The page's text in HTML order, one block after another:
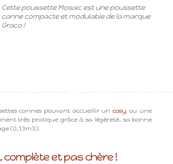
Cette poussette Mosaic est une poussette
canne compacte et modulable de la marque
Graco !
cannes pouvant accueillir uncosy ou une
très pratique grâce à sa légèreté, sa bonne
(0,13m3).
et pas chère !